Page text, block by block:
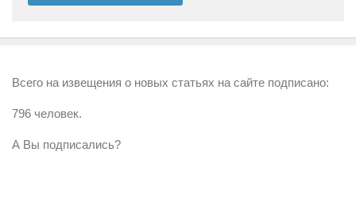
Всего на извещения о новых статьях на сайте подписано:
796 человек.
А Вы подписались?